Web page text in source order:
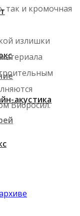
акустика
так и кромочная
излишки
Вибросил.